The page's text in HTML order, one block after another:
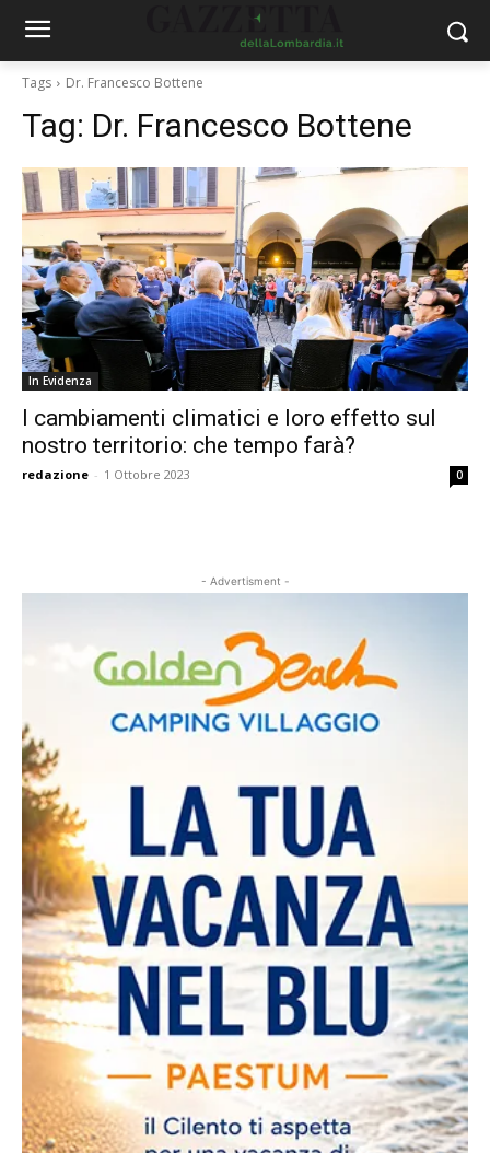
Tags Dr. Francesco Bottene
Tag: Dr. Francesco Bottene
In Evidenza
I cambiamenti climatici e loro effetto sul
nostro territorio: che tempo farà?
redazione - 1 Ottobre 2023 0
- Advertisment -